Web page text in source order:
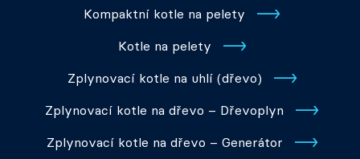
Kompaktní kotle na pelety
Kotle na pelety
Zplynovací kotle na uhlí (dřevo)
Zplynovací kotle na dřevo – Dřevoplyn
Zplynovací kotle na dřevo – Generátor